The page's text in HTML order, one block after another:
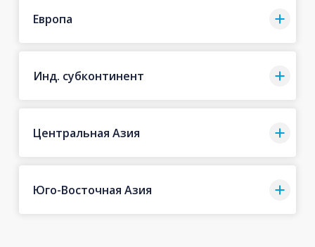
Европа
Инд. субконтинент
Центральная Азия
Юго-Восточная Азия